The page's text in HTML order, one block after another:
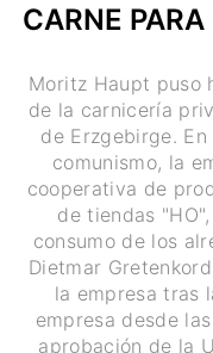
CARNE
Moritz Haupt puso
de la carnicería
de Erzgebirge.
comunismo, la
cooperativa de
de tiendas
consumo de los
Dietmar
la empresa tras
empresa desde
aprobación de la